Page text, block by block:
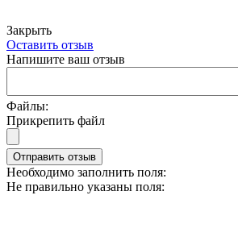
Закрыть
Оставить отзыв
Напишите ваш отзыв
Файлы:
Прикрепить файл
Отправить отзыв
Необходимо заполнить поля:
Не правильно указаны поля: